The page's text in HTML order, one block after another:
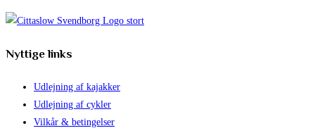
Nyttige links
Udlejning af kajakker
Udlejning af cykler
Vilkår & betingelser